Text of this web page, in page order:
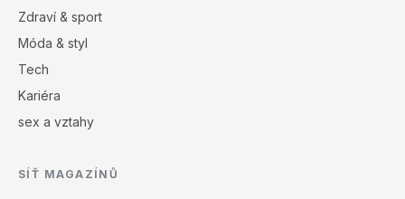
Zdraví & sport
Móda & styl
Tech
Kariéra
sex a vztahy
SÍŤ MAGAZÍNŮ